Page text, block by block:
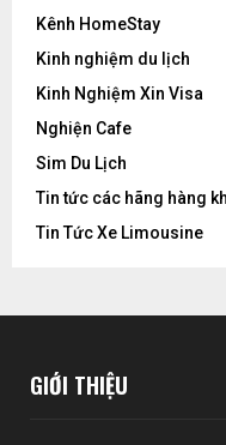
Kênh HomeStay
Kinh nghiệm du lịch
Kinh Nghiệm Xin Visa
Nghiện Cafe
Sim Du Lịch
Tin tức các hãng hàng
Tin Tức Xe Limousine
GIỚI THIỆU